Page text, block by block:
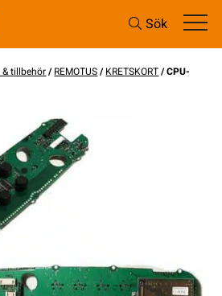
Sök
& tillbehör/REMOTUS/KRETSKORT/ CPU-